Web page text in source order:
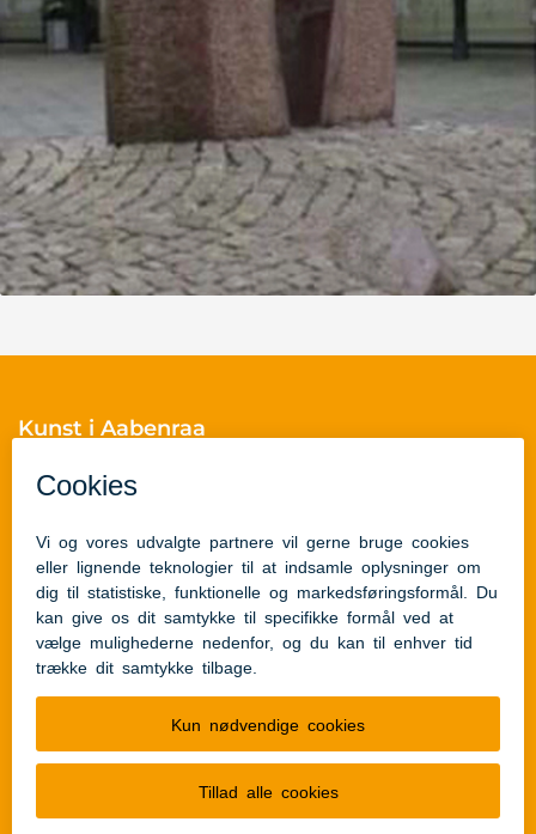
Kunst i Aabenraa
6200 Aabenraa
Skulpturguides
Skulpturguide for børn
Skulpturguide for voksne
Links
Tilgængelighedserklæring